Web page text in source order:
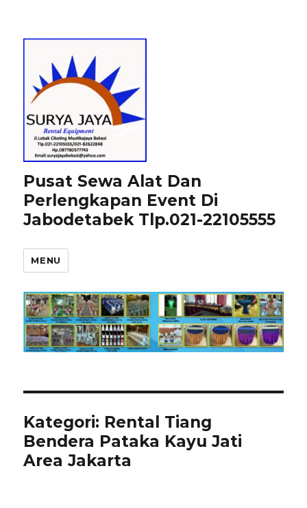
Pusat Sewa Alat Dan
Perlengkapan Event Di
Jabodetabek Tlp.021-22105555
MENU
Kategori: Rental Tiang
Bendera Pataka Kayu Jati
Area Jakarta